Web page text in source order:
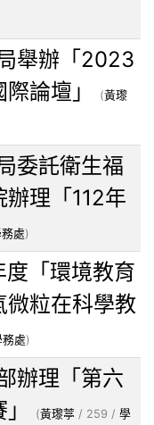
舉辦「2023
論壇」
(黃瓈
委託衛生福
理「112年
處)
度「環境教育
微粒在科學教
務處)
辦理「第六
(黃瓈葶 / 259 / 學